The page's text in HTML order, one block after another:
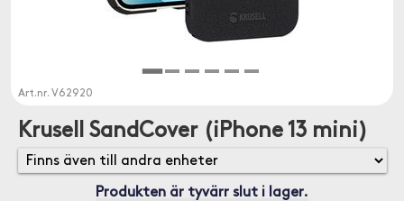
Art.nr. V62920
Krusell SandCover (iPhone 13 mini)
Produkten är tyvärr slut i lager.